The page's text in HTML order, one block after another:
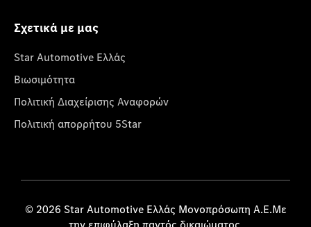
Σχετικά με μας
Star Automotive Ελλάς
Βιωσιμότητα
Πολιτική Διαχείρισης Αναφορών
Πολιτική απορρήτου 5Star
© 2026 Star Automotive Ελλάς Μονοπρόσωπη Α.Ε.Με
την επιφύλαξη παντός δικαιώματος.